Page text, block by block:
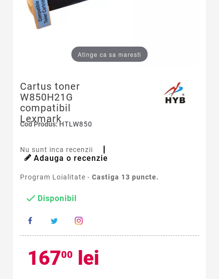
Atinge ca sa maresti
Cartus toner
W850H21G
compatibil
Lexmark
Cod Produs: HTLW850
Nu sunt inca recenzii
Adauga o recenzie
Program Loialitate - Castiga 13 puncte.
 Disponibil
16700 lei